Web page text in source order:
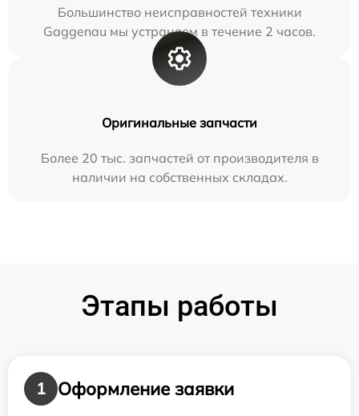
Большинство неисправностей техники
Gaggenau мы устраняем в течение 2 часов.
Оригинальные запчасти
Более 20 тыс. запчастей от производителя в
наличии на собственных складах.
Этапы работы
1
Оформление заявки